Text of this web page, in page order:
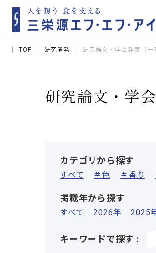
TOP 研究開発 研究論文・学会発表（一
研究論文・学
カテゴリから探す
すべて ＃色 ＃香り
掲載年から探す
すべて 2026年 2025
キーワードで探す :